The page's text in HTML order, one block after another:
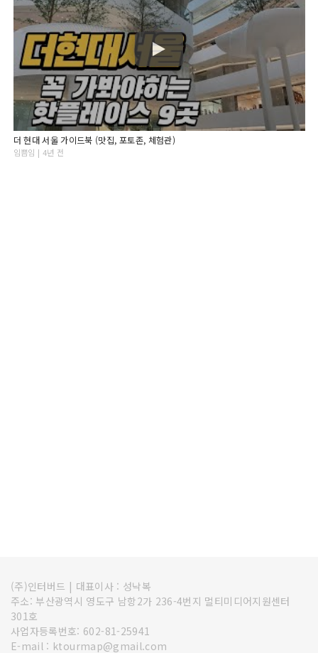
더 현대 서울 가이드북 (맛집, 포토존, 체험관)
임쁨임 | 4년 전
(주)인터버드 | 대표이사 : 성낙복
주소: 부산광역시 영도구 남항2가 236-4번지 멀티미디어지원센터
301호
사업자등록번호: 602-81-25941
E-mail : ktourmap@gmail.com